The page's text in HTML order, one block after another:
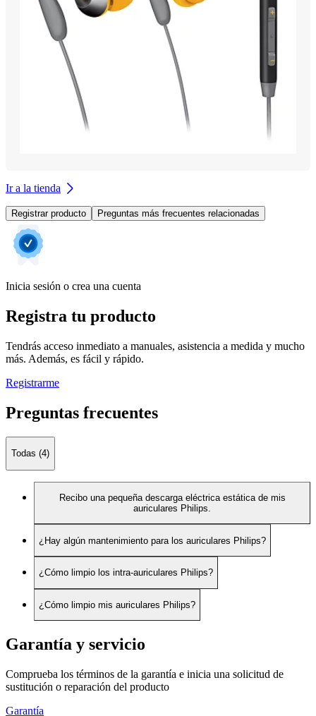
Ir a la tienda
Registrar producto Preguntas más frecuentes relacionadas
Inicia sesión o crea una cuenta
Registra tu producto
Tendrás acceso inmediato a manuales, asistencia a medida y mucho
más. Además, es fácil y rápido.
Registrarme
Preguntas frecuentes
Todas (4)
Recibo una pequeña descarga eléctrica estática de mis
auriculares Philips.
¿Hay algún mantenimiento para los auriculares Philips?
¿Cómo limpio los intra-auriculares Philips?
¿Cómo limpio mis auriculares Philips?
Garantía y servicio
Comprueba los términos de la garantía e inicia una solicitud de
sustitución o reparación del producto
Garantía